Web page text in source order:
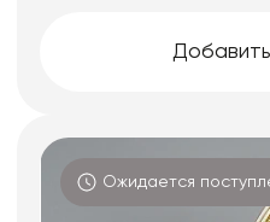
Добавить
Ожидается